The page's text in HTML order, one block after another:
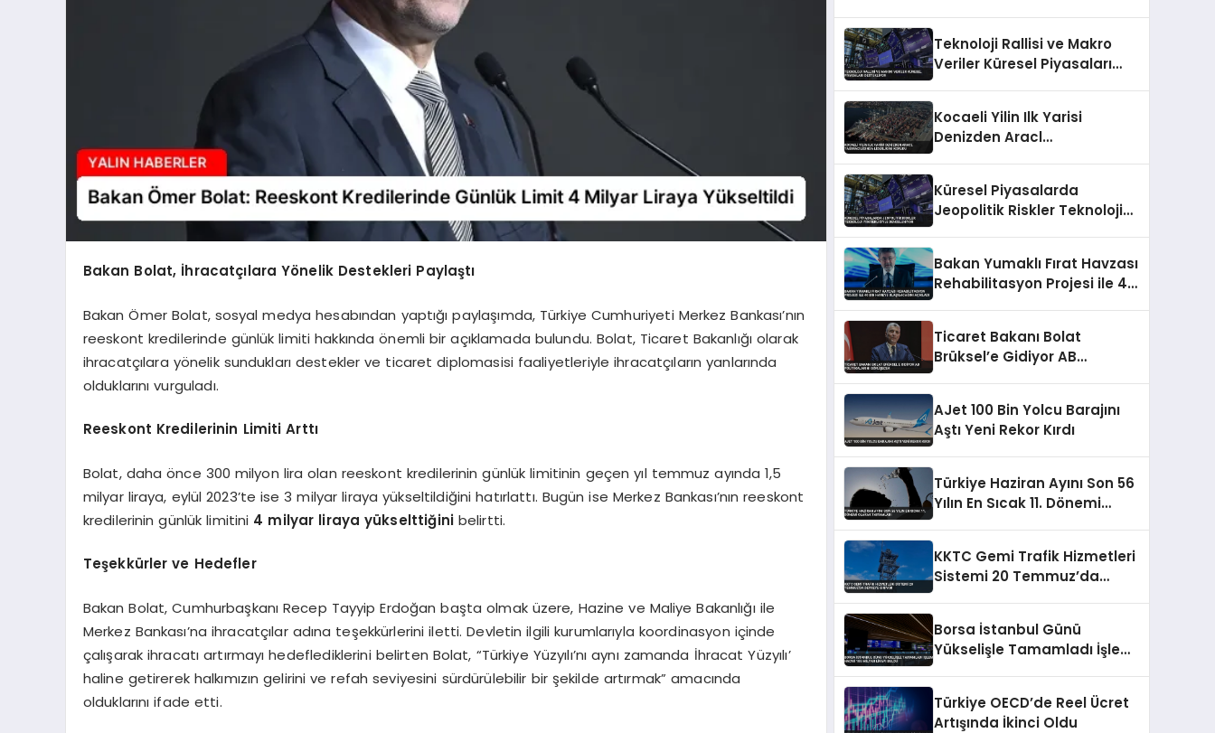
Bakan Bolat, İhracatçılara Yönelik Destekleri Paylaştı
Bakan Ömer Bolat, sosyal medya hesabından yaptığı paylaşımda, Türkiye Cumhuriyeti Merkez Bankası’nın
reeskont kredilerinde günlük limiti hakkında önemli bir açıklamada bulundu. Bolat, Ticaret Bakanlığı olarak
ihracatçılara yönelik sundukları destekler ve ticaret diplomasisi faaliyetleriyle ihracatçıların yanlarında
olduklarını vurguladı.
Reeskont Kredilerinin Limiti Arttı
Bolat, daha önce 300 milyon lira olan reeskont kredilerinin günlük limitinin geçen yıl temmuz ayında 1,5
milyar liraya, eylül 2023’te ise 3 milyar liraya yükseltildiğini hatırlattı. Bugün ise Merkez Bankası’nın reeskont
kredilerinin günlük limitini 4 milyar liraya yükselttiğinibelirtti.
Teşekkürler ve Hedefler
Bakan Bolat, Cumhurbaşkanı Recep Tayyip Erdoğan başta olmak üzere, Hazine ve Maliye Bakanlığı ile
Merkez Bankası’na ihracatçılar adına teşekkürlerini iletti. Devletin ilgili kurumlarıyla koordinasyon içinde
çalışarak ihracatı artırmayı hedeflediklerini belirten Bolat, “Türkiye Yüzyılı’nı aynı zamanda İhracat Yüzyılı’
haline getirerek halkımızın gelirini ve refah seviyesini sürdürülebilir bir şekilde artırmak” amacında
olduklarını ifade etti.
Teknoloji Rallisi ve Makro
Veriler Küresel Piyasaları
Kocaeli Yilin Ilk Yarisi
Denizden Aracl
Küresel Piyasalarda
Jeopolitik Riskler Teknoloji
Bakan Yumaklı Fırat Havzası
Rehabilitasyon Projesi ile 40
Ticaret Bakanı Bolat
Brüksel’e Gidiyor AB
AJet 100 Bin Yolcu Barajını
Aştı Yeni Rekor Kırdı
Türkiye Haziran Ayını Son 56
Yılın En Sıcak 11. Dönemi
KKTC Gemi Trafik Hizmetleri
Sistemi 20 Temmuz’da
Borsa İstanbul Günü
Yükselişle Tamamladı İşlem
Türkiye OECD’de Reel Ücret
Artışında İkinci Oldu